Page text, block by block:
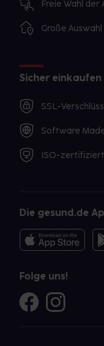
Freie Wahl der
Große
Sicher einkaufen
SSL-
Software
ISO-
Die gesund.de
Folge uns!